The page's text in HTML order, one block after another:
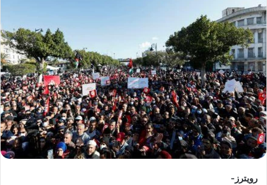
ر
د
ا
إ
ل
ك
ت
ر
رويترز-